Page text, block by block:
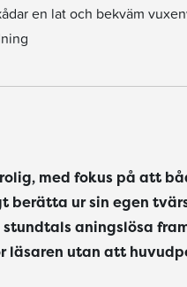
en lat och bekväm
med fokus på att
berätta ur sin egen
aningslösa
läsaren utan att